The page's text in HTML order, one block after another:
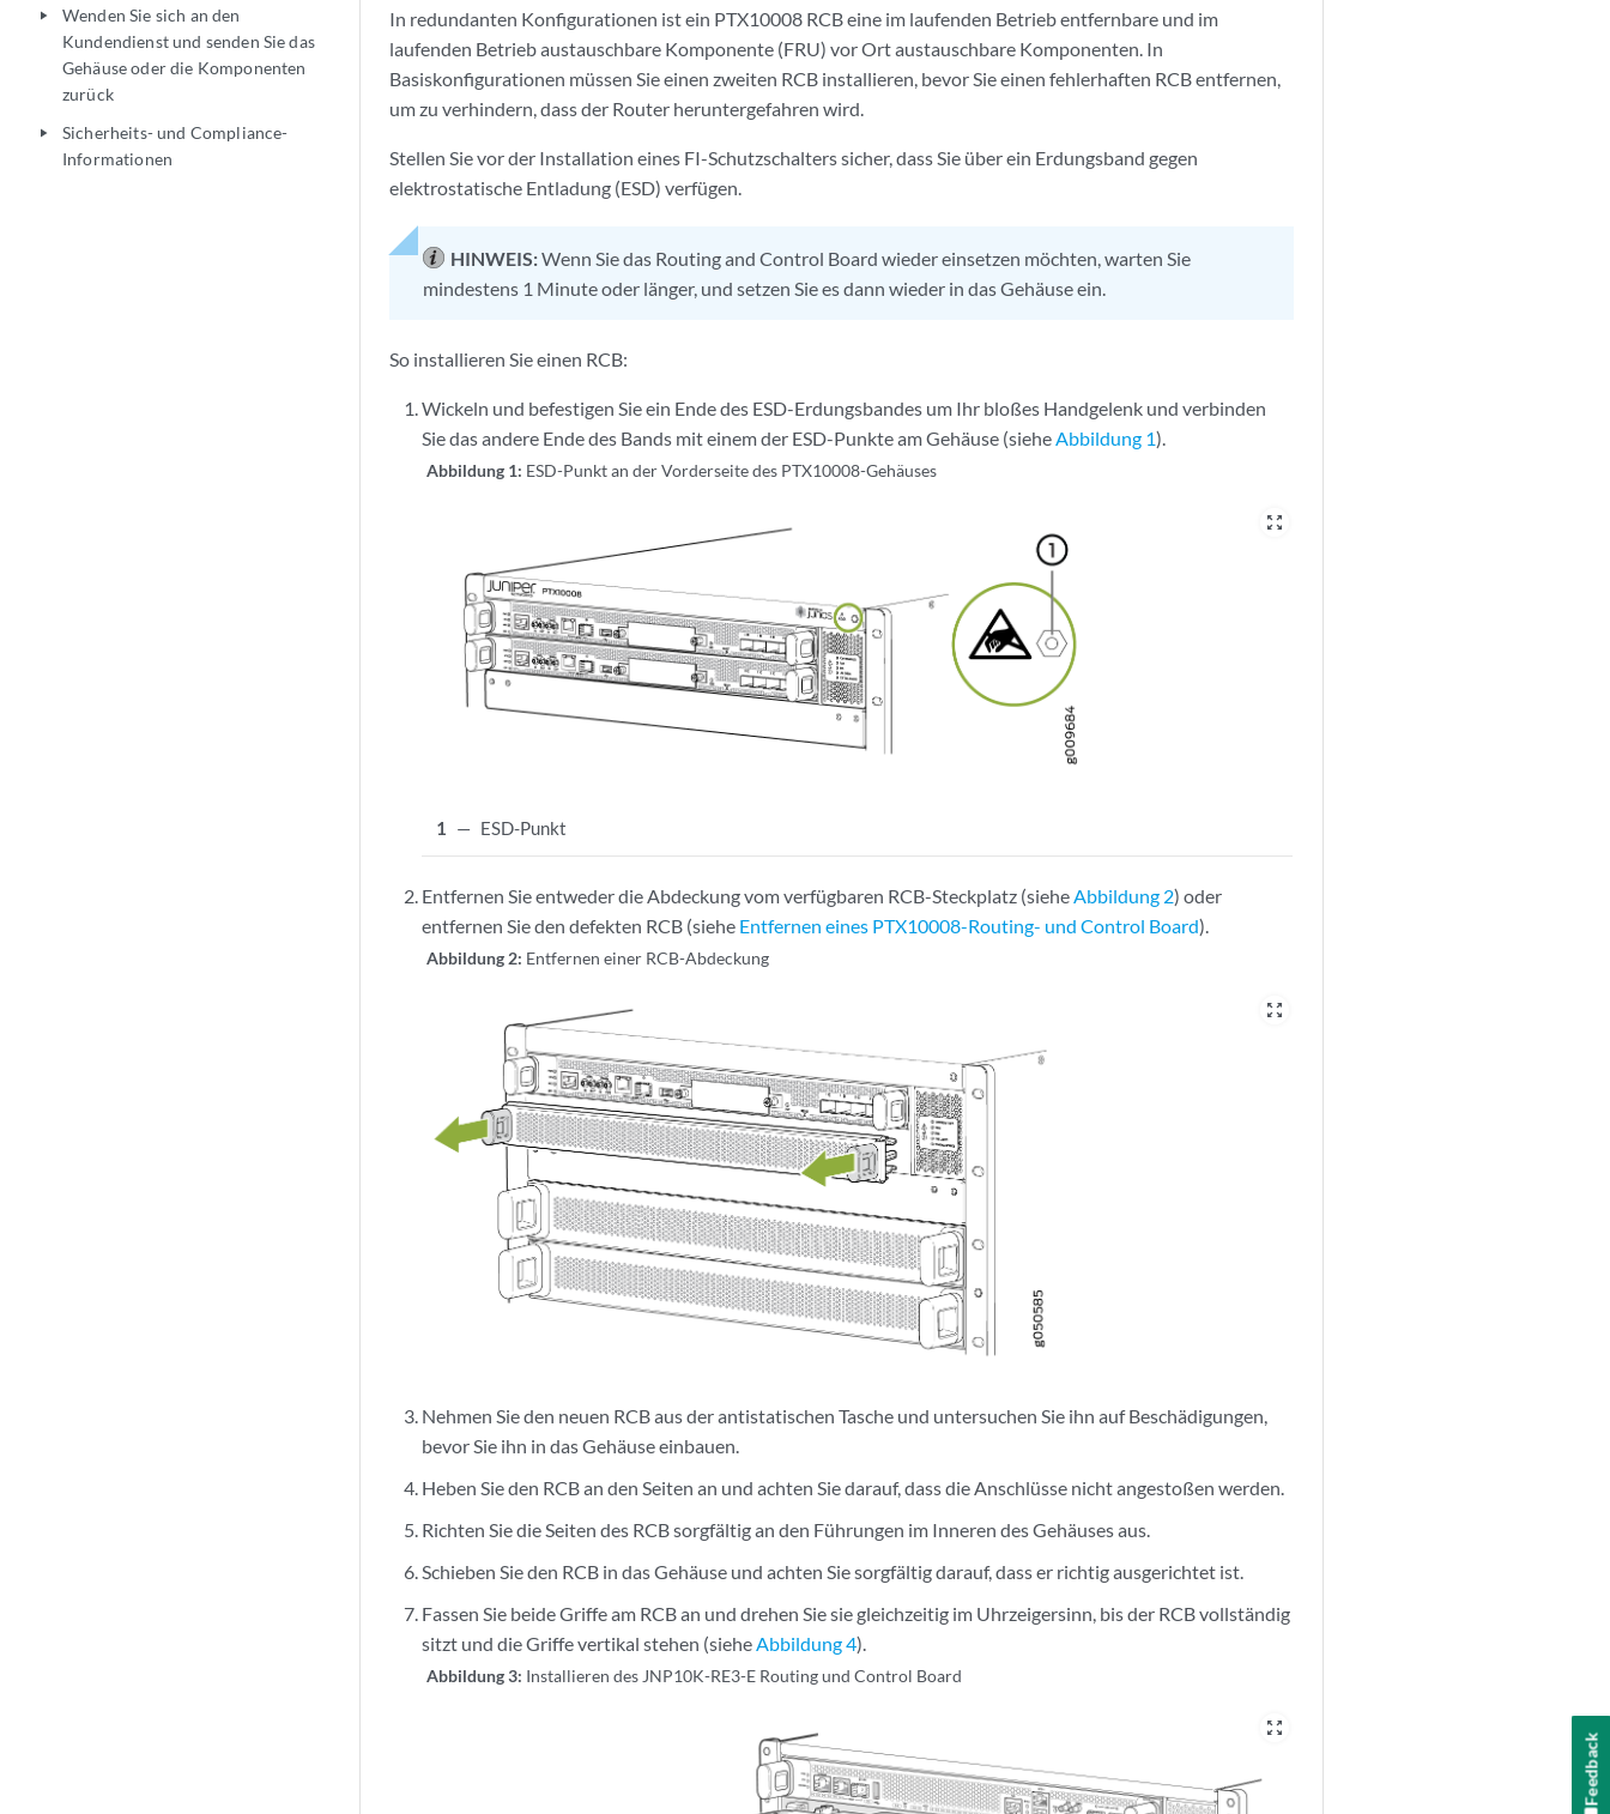
play_arrow
Wenden Sie sich an den
Kundendienst und senden Sie das
Gehäuse oder die Komponenten
zurück
play_arrow
Sicherheits- und Compliance-
Informationen
In redundanten Konfigurationen ist ein PTX10008 RCB eine im laufenden Betrieb entfernbare und im
laufenden Betrieb austauschbare Komponente (FRU) vor Ort austauschbare Komponenten. In
Basiskonfigurationen müssen Sie einen zweiten RCB installieren, bevor Sie einen fehlerhaften RCB entfernen,
um zu verhindern, dass der Router heruntergefahren wird.
Stellen Sie vor der Installation eines FI-Schutzschalters sicher, dass Sie über ein Erdungsband gegen
elektrostatische Entladung (ESD) verfügen.
HINWEIS:Wenn Sie das Routing and Control Board wieder einsetzen möchten, warten Sie
mindestens 1 Minute oder länger, und setzen Sie es dann wieder in das Gehäuse ein.
So installieren Sie einen RCB:
Wickeln und befestigen Sie ein Ende des ESD-Erdungsbandes um Ihr bloßes Handgelenk und verbinden
Sie das andere Ende des Bands mit einem der ESD-Punkte am Gehäuse (sieheAbbildung 1).
Abbildung 1: ESD-Punkt an der Vorderseite des PTX10008-Gehäuses
zoom_out_map
1 — ESD-Punkt
Entfernen Sie entweder die Abdeckung vom verfügbaren RCB-Steckplatz (sieheAbbildung 2) oder
entfernen Sie den defekten RCB (siehe Entfernen eines PTX10008-Routing- und Control Board).
Abbildung 2: Entfernen einer RCB-Abdeckung
zoom_out_map
Nehmen Sie den neuen RCB aus der antistatischen Tasche und untersuchen Sie ihn auf Beschädigungen,
bevor Sie ihn in das Gehäuse einbauen.
Heben Sie den RCB an den Seiten an und achten Sie darauf, dass die Anschlüsse nicht angestoßen werden.
Richten Sie die Seiten des RCB sorgfältig an den Führungen im Inneren des Gehäuses aus.
Schieben Sie den RCB in das Gehäuse und achten Sie sorgfältig darauf, dass er richtig ausgerichtet ist.
Fassen Sie beide Griffe am RCB an und drehen Sie sie gleichzeitig im Uhrzeigersinn, bis der RCB vollständig
sitzt und die Griffe vertikal stehen (sieheAbbildung 4).
Abbildung 3: Installieren des JNP10K-RE3-E Routing und Control Board
zoom_out_map
Feedback